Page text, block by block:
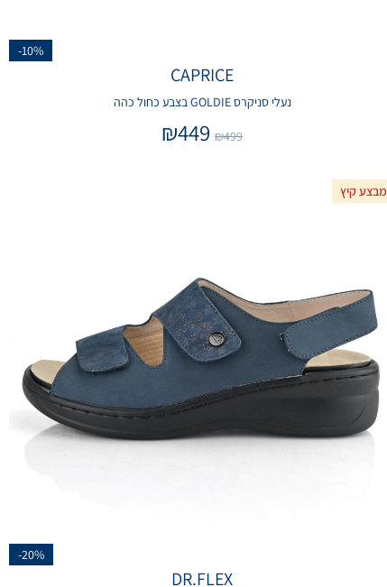
-10%
CAPRICE
נעלי סניקרס GOLDIE בצבע כחול כהה
₪499
₪449
מבצע קיץ
-20%
DR.FLEX